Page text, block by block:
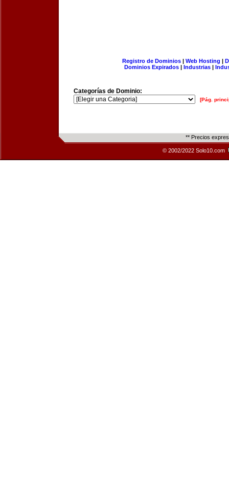
Registro de Dominios| Web Hosting |
Dominios Expirados | Industrias |
Categorías de Dominio:
[Pág.
** Precios
© 2002/2022 Solo10.com